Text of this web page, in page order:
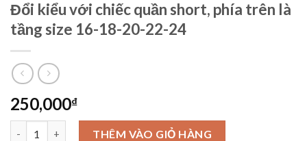
Đổi kiểu với chiếc quần short, phía trên là
tầng size 16-18-20-22-24
250,000₫
Đổi kiểu với chiếc quần short, phía trên là tầng size 16-18-20-
THÊM VÀO GIỎ HÀNG